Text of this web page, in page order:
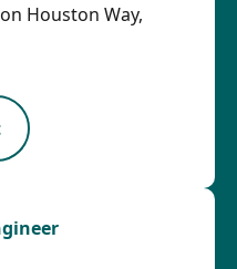
Houston Way,